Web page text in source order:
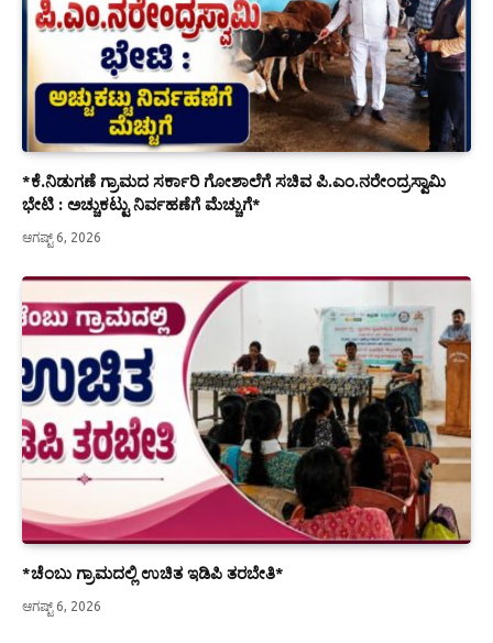
*ಕೆ.ನಿಡುಗಣೆ ಗ್ರಾಮದ ಸರ್ಕಾರಿ ಗೋಶಾಲೆಗೆ ಸಚಿವ ಪಿ.ಎಂ.ನರೇಂದ್ರಸ್ವಾಮಿ
ಭೇಟಿ : ಅಚ್ಚುಕಟ್ಟು ನಿರ್ವಹಣೆಗೆ ಮೆಚ್ಚುಗೆ*
ಆಗಷ್ಟ್ 6, 2026
*ಚೆಂಬು ಗ್ರಾಮದಲ್ಲಿ ಉಚಿತ ಇಡಿಪಿ ತರಬೇತಿ*
ಆಗಷ್ಟ್ 6, 2026